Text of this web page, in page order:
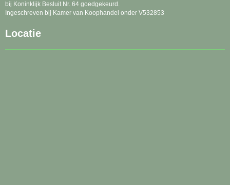
bij Koninklijk Besluit Nr. 64 goedgekeurd.
Ingeschreven bij Kamer van Koophandel onder V532853
Locatie